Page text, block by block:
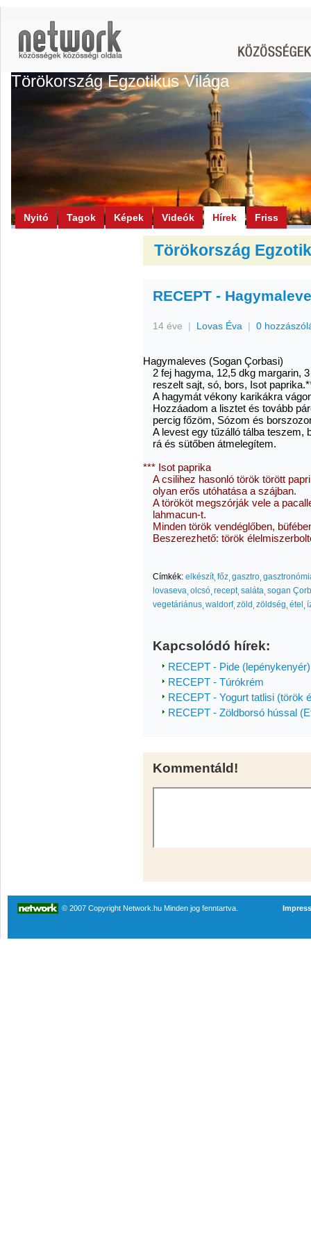
Törökország Egzotikus Világa
Nyitó Tagok Képek Videók Hírek Friss
Törökország
RECEPT -
14 éve | Lovas Éva | 0
Hagymaleves (Sogan Çorbasi)
2 fej hagyma, 12,5 dkg margarin,
reszelt sajt, só, bors, Isot
A hagymát vékony karikákra
Hozzáadom a lisztet és tovább
percig főzöm, Sózom és
A levest egy tűzálló tálba teszem,
rá és sütőben átmelegítem.
*** Isot paprika
A csilihez hasonló török törött
olyan erős utóhatása a szájban.
A törököt megszórják vele a
lahmacun-t.
Minden török vendéglőben,
Beszerezhető: török
Címkék: elkészít főz gasztro
lovaseva olcsó recept saláta sogan
vegetáriánus waldorf zöld zöldség étel
Kapcsolódó hírek:
RECEPT - Pide (lepénykenyér)
RECEPT - Túrókrém
RECEPT - Yogurt tatlisi (török
RECEPT - Zöldborsó hússal
Kommentáld!
© 2007 Copyright Network.hu Minden jog fenntartva.